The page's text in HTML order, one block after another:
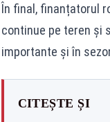
În final, finanțatorul
continue pe teren și
importante și în
CITEȘTE ȘI